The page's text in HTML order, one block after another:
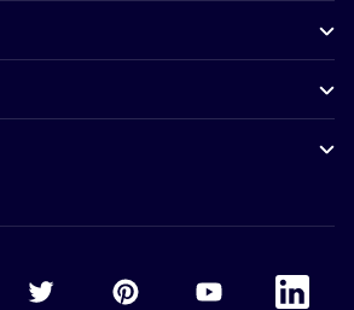
Accor TwitterAccor PinterestAccor Youtube
Accor